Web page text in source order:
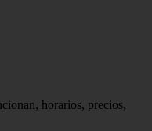
horarios, precios,